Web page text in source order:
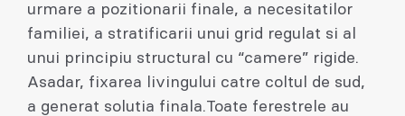
urmare a pozitionarii finale, a necesitatilor
familiei, a stratificarii unui grid regulat si al
unui principiu structural cu “camere” rigide.
Asadar, fixarea livingului catre coltul de sud,
a generat solutia finala.Toate ferestrele au